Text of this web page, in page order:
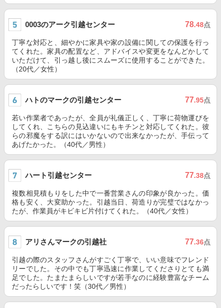
0003のアーク引越センター 78.48点
丁寧な対応と、細やかに家具や家の設備に関しての保護を行っ
てくれた。家具の配置など、アドバイスや変更をなんどかして
いただけて、引っ越し後にスムーズに使用することができた。
（20代／女性）
ハトのマークの引越センター 77.95点
若い作業者であったが、全員が礼儀正しく、丁寧に荷物運びを
してくれ、こちらの見込違いにもキチンと対応してくれた。彼
らの邪魔をする訳にはいかないので出来なかったが、手伝って
あげたかった。（40代／男性）
ハート引越センター 77.38点
複数相見積もりをした中で一番営業さんの印象が良かった。価
格も安く、大変助かった。引越当日、荷造りが完璧ではなかっ
たが、作業員がキビキビ片付けてくれた。（40代／女性）
アリさんマークの引越社 77.36点
引越の際のスタッフさんがすごく丁寧で、いい意味でフレンド
リーでした。その中でも丁寧迅速に作業してくださりとても満
足でした。たまたまらしいですが若手なのに経験豊富なチーム
だったらしいです！笑（30代／男性）